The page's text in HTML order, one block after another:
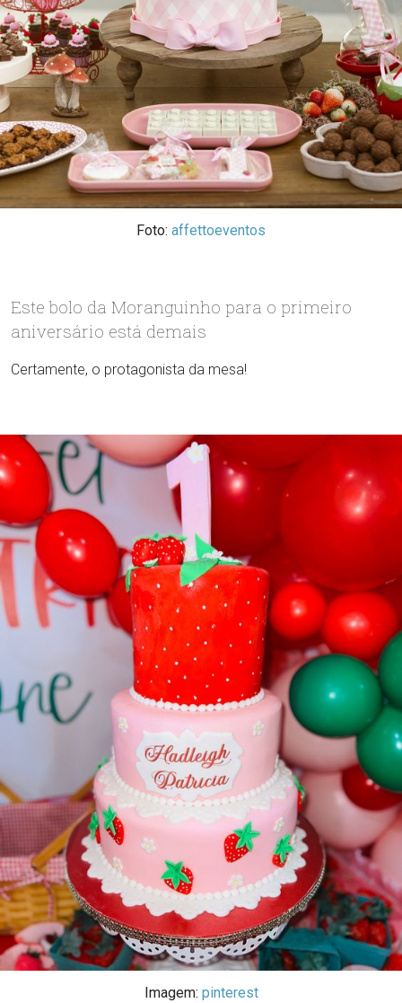
Foto: affettoeventos
Este bolo da Moranguinho para o primeiro
aniversário está demais
Certamente, o protagonista da mesa!
Imagem: pinterest